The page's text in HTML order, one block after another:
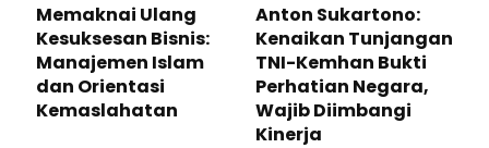
Memaknai Ulang
Kesuksesan Bisnis:
Manajemen Islam
dan Orientasi
Kemaslahatan
Anton Sukartono:
Kenaikan Tunjangan
TNI-Kemhan Bukti
Perhatian Negara,
Wajib Diimbangi
Kinerja